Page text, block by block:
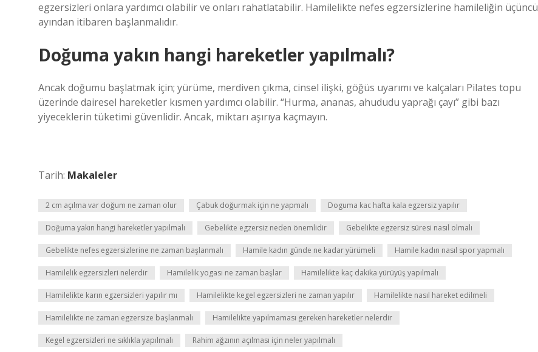
egzersizleri onlara yardımcı olabilir ve onları rahatlatabilir. Hamilelikte nefes egzersizlerine hamileliğin üçüncü
ayından itibaren başlanmalıdır.
Doğuma yakın hangi hareketler yapılmalı?
Ancak doğumu başlatmak için; yürüme, merdiven çıkma, cinsel ilişki, göğüs uyarımı ve kalçaları Pilates topu
üzerinde dairesel hareketler kısmen yardımcı olabilir. “Hurma, ananas, ahududu yaprağı çayı” gibi bazı
yiyeceklerin tüketimi güvenlidir. Ancak, miktarı aşırıya kaçmayın.
Tarih: Makaleler
2 cm açılma var doğum ne zaman olur Çabuk doğurmak için ne yapmalı Doguma kac hafta kala egzersiz yapılır
Doğuma yakın hangi hareketler yapılmalı Gebelikte egzersiz neden önemlidir Gebelikte egzersiz süresi nasıl olmalı
Gebelikte nefes egzersizlerine ne zaman başlanmalı Hamile kadın günde ne kadar yürümeli Hamile kadın nasıl spor yapmalı
Hamilelik egzersizleri nelerdir Hamilelik yogası ne zaman başlar Hamilelikte kaç dakika yürüyüş yapılmalı
Hamilelikte karın egzersizleri yapılır mı Hamilelikte kegel egzersizleri ne zaman yapılır Hamilelikte nasıl hareket edilmeli
Hamilelikte ne zaman egzersize başlanmalı Hamilelikte yapılmaması gereken hareketler nelerdir
Kegel egzersizleri ne sıklıkla yapılmalı Rahim ağzının açılması için neler yapılmalı